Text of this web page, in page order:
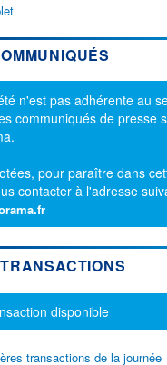
n'est pas adhérente au
communiqués de presse
pour paraître dans
contacter à l'adresse
disponible
transactions de la journée